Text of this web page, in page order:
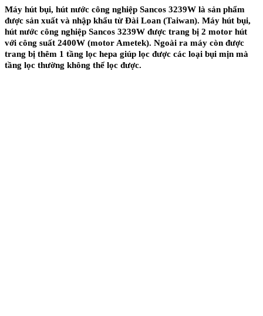
Máy hút bụi, hút nước công nghiệp Sancos 3239W là sản phẩm
được sản xuất và nhập khẩu từ Đài Loan (Taiwan). Máy hút bụi,
hút nước công nghiệp Sancos 3239W được trang bị 2 motor hút
với công suất 2400W (motor Ametek). Ngoài ra máy còn được
trang bị thêm 1 tầng lọc hepa giúp lọc được các loại bụi mịn mà
tầng lọc thường không thể lọc được.